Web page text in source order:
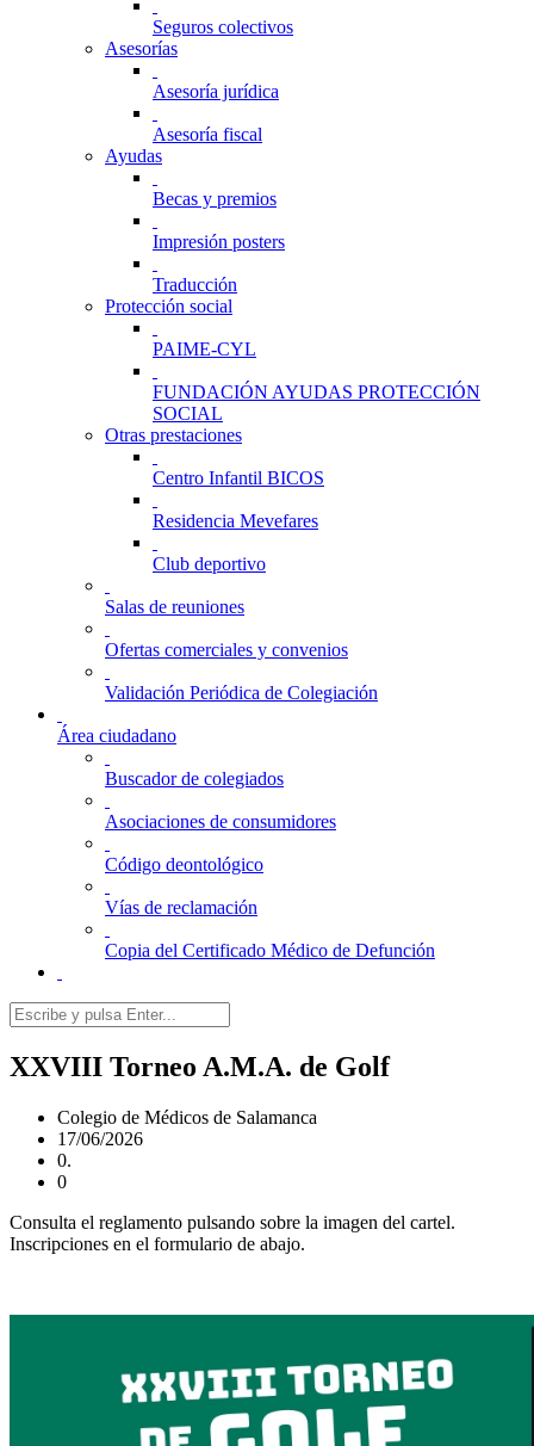
Seguros colectivos
Asesorías
Asesoría jurídica
Asesoría fiscal
Ayudas
Becas y premios
Impresión posters
Traducción
Protección social
PAIME-CYL
FUNDACIÓN AYUDAS PROTECCIÓN
SOCIAL
Otras prestaciones
Centro Infantil BICOS
Residencia Mevefares
Club deportivo
Salas de reuniones
Ofertas comerciales y convenios
Validación Periódica de Colegiación
Área ciudadano
Buscador de colegiados
Asociaciones de consumidores
Código deontológico
Vías de reclamación
Copia del Certificado Médico de Defunción
XXVIII Torneo A.M.A. de Golf
Colegio de Médicos de Salamanca
17/06/2026
0.
0
Consulta el reglamento pulsando sobre la imagen del cartel.
Inscripciones en el formulario de abajo.